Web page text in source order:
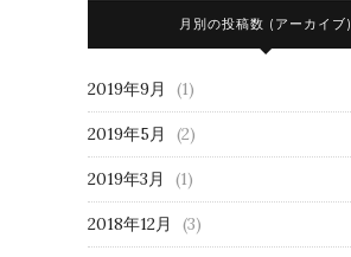
月別の投稿数 (アーカイブ)
2019年9月 (1)
2019年5月 (2)
2019年3月 (1)
2018年12月 (3)